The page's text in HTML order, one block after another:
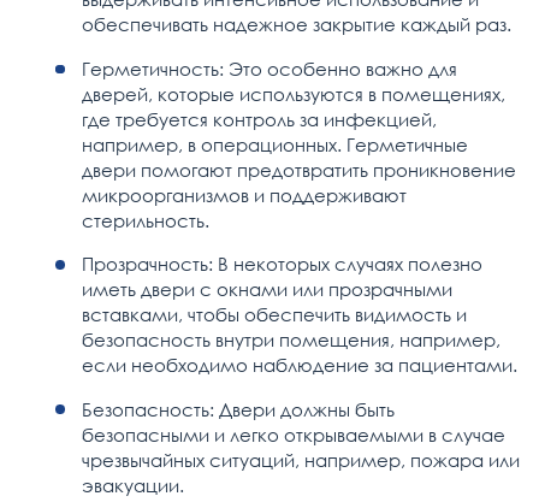
обеспечивать надежное закрытие каждый раз.
Герметичность: Это особенно важно для
дверей, которые используются в помещениях,
где требуется контроль за инфекцией,
например, в операционных. Герметичные
двери помогают предотвратить проникновение
микроорганизмов и поддерживают
стерильность.
Прозрачность: В некоторых случаях полезно
иметь двери с окнами или прозрачными
вставками, чтобы обеспечить видимость и
безопасность внутри помещения, например,
если необходимо наблюдение за пациентами.
Безопасность: Двери должны быть
безопасными и легко открываемыми в случае
чрезвычайных ситуаций, например, пожара или
эвакуации.